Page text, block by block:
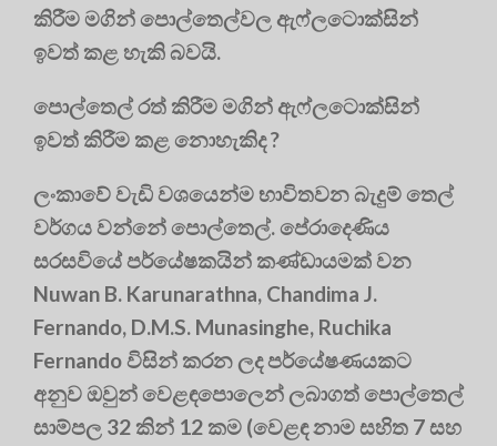
කිරීම මගින් පොල්තෙල්වල ඇෆ්ලටොක්සින්
ඉවත් කළ හැකි බවයි.
පොල්තෙල් රත් කිරීම මගින් ඇෆ්ලටොක්සින්
ඉවත් කිරීම කළ නොහැකිද ?
ලංකාවේ වැඩි වශයෙන්ම භාවිතවන බැදුම් තෙල්
වර්ගය වන්නේ පොල්තෙල්. පේරාදෙණිය
සරසවියේ පර්යේෂකයින් කණ්ඩායමක් වන
Nuwan B. Karunarathna, Chandima J.
Fernando, D.M.S. Munasinghe, Ruchika
Fernando විසින් කරන ලද පර්යේෂණයකට
අනුව ඔවුන් වෙළඳපොලෙන් ලබාගත් පොල්තෙල්
සාම්පල 32 කින් 12 කම (වෙළඳ නාම සහිත 7 සහ